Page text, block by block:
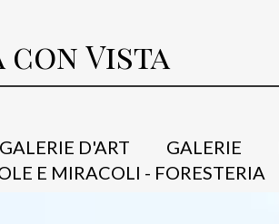
con Vista
GALERIE D'ART GALERIE
E MIRACOLI - FORESTERIA